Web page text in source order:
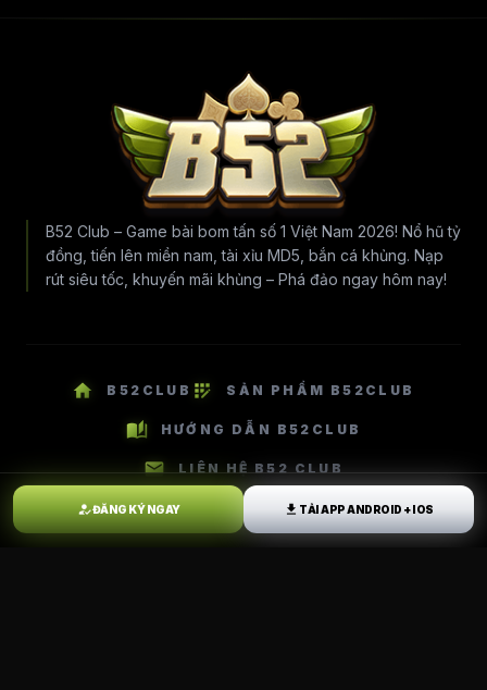
B52 Club – Game bài bom tấn số 1 Việt Nam 2026! Nổ hũ tỷ
đồng, tiến lên miền nam, tài xỉu MD5, bắn cá khủng. Nạp
rút siêu tốc, khuyến mãi khủng – Phá đảo ngay hôm nay!
home B52CLUB app_registration SẢN PHẨM B52CLUB
auto_stories HƯỚNG DẪN B52CLUB
mail LIÊN HỆ B52 CLUB
how_to_regĐĂNG KÝ NGAY download TẢI APP ANDROID + IOS